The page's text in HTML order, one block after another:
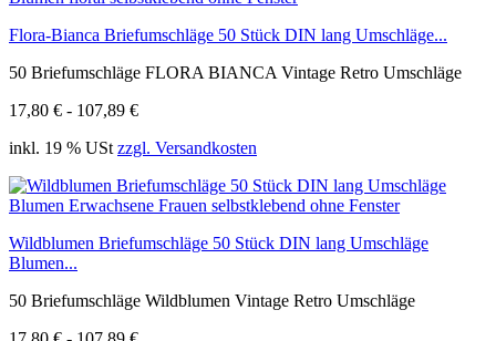
Flora-Bianca Briefumschläge 50 Stück DIN lang Umschläge...
50 Briefumschläge FLORA BIANCA Vintage Retro Umschläge
17,80 € - 107,89 €
inkl. 19 % USt zzgl. Versandkosten
Wildblumen Briefumschläge 50 Stück DIN lang Umschläge
Blumen...
50 Briefumschläge Wildblumen Vintage Retro Umschläge